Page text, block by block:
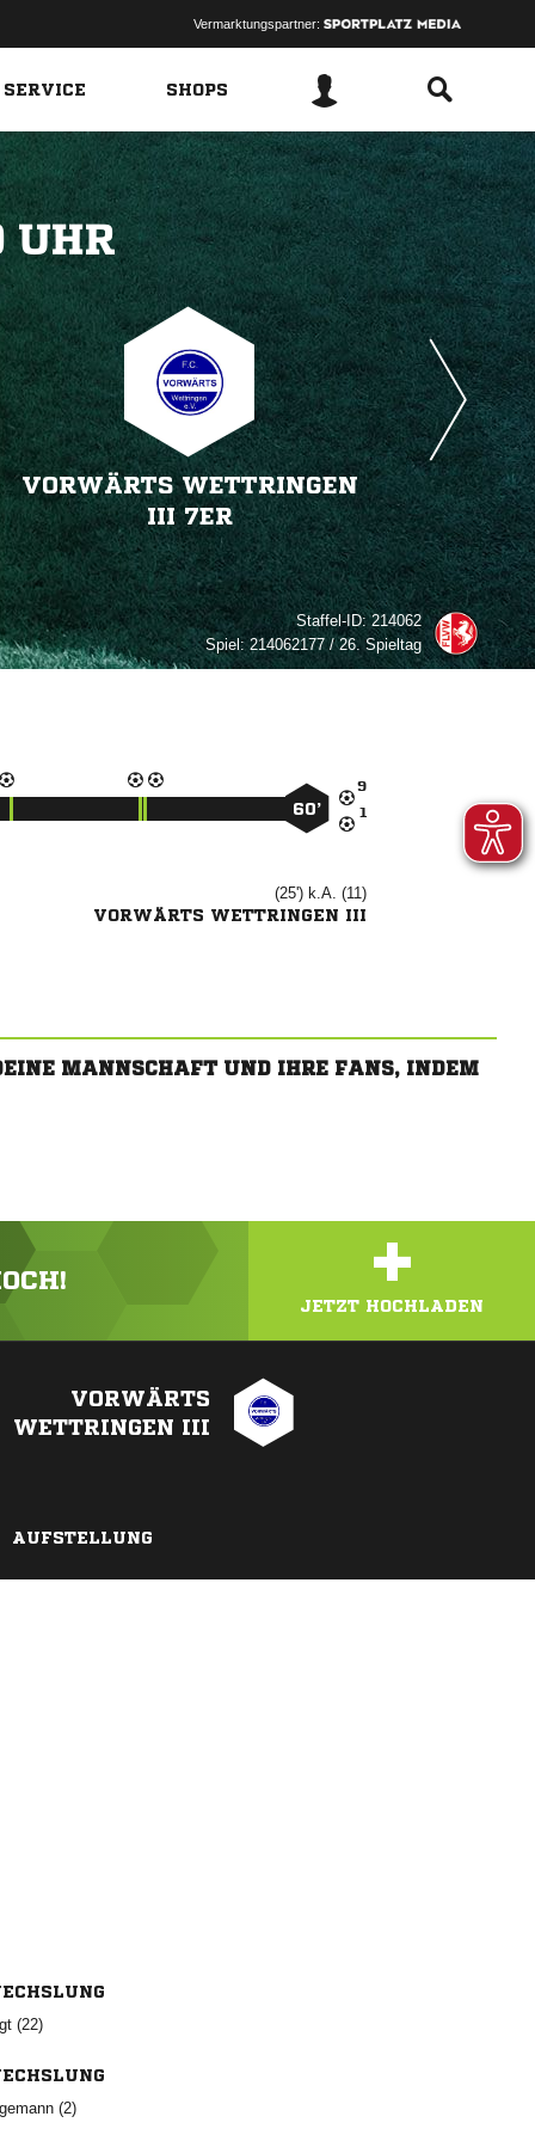
Vermarktungspartner:
SHOPS

VORWÄRTS WETTRINGEN
III 7ER
Staffel-ID:214062
Spiel:214062177 / 26. Spieltag


60’
(25') k.A. (11)
VORWÄRTS WETTRINGEN III
MANNSCHAFT UND IHRE FANS, INDEM
+
JETZT HOCHLADEN
VORWÄRTS
WETTRINGEN III
AUFSTELLUNG

